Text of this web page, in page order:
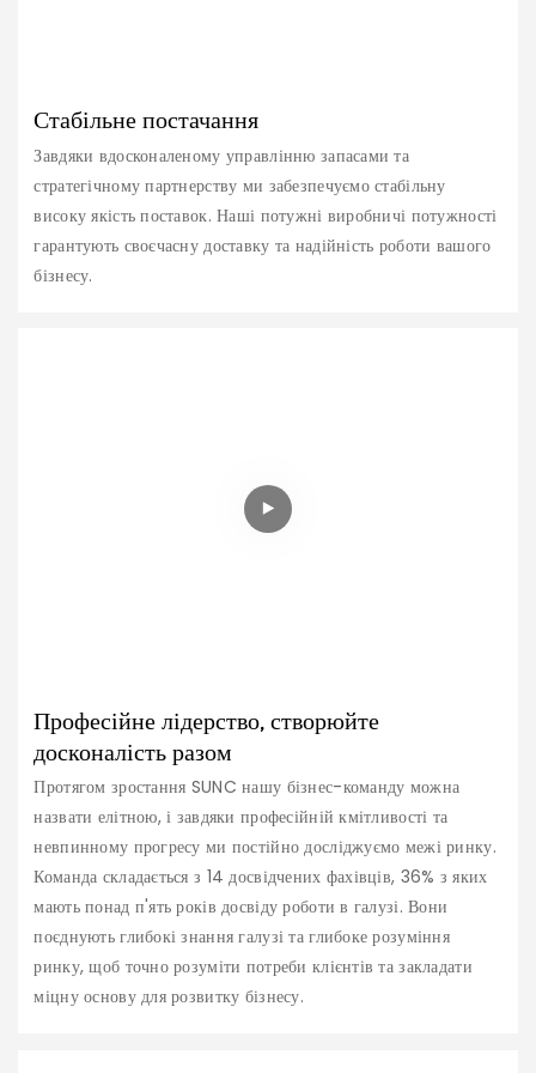
Стабільне постачання
Завдяки вдосконаленому управлінню запасами та
стратегічному партнерству ми забезпечуємо стабільну
високу якість поставок. Наші потужні виробничі потужності
гарантують своєчасну доставку та надійність роботи вашого
бізнесу.
Професійне лідерство, створюйте
досконалість разом
Протягом зростання SUNC нашу бізнес-команду можна
назвати елітною, і завдяки професійній кмітливості та
невпинному прогресу ми постійно досліджуємо межі ринку.
Команда складається з 14 досвідчених фахівців, 36% з яких
мають понад п'ять років досвіду роботи в галузі. Вони
поєднують глибокі знання галузі та глибоке розуміння
ринку, щоб точно розуміти потреби клієнтів та закладати
міцну основу для розвитку бізнесу.